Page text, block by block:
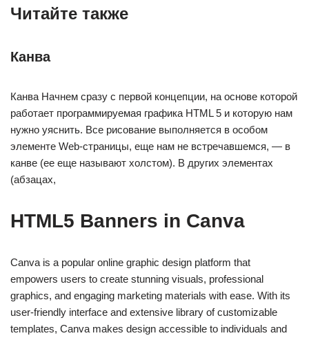
Читайте также
Канва
Канва Начнем сразу с первой концепции, на основе которой
работает программируемая графика HTML 5 и которую нам
нужно уяснить. Все рисование выполняется в особом
элементе Web-страницы, еще нам не встречавшемся, — в
канве (ее еще называют холстом). В других элементах
(абзацах,
HTML5 Banners in Canva
Canva is a popular online graphic design platform that
empowers users to create stunning visuals, professional
graphics, and engaging marketing materials with ease. With its
user-friendly interface and extensive library of customizable
templates, Canva makes design accessible to individuals and